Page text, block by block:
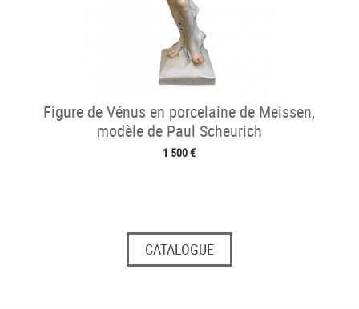
Figure de Vénus en porcelaine de Meissen,
modèle de Paul Scheurich
1 500 €
CATALOGUE